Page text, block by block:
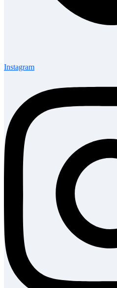
Instagram